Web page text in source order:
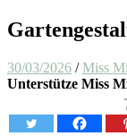
30/03/2026 /Miss
Unterstütze Miss